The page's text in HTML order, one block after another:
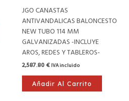
JGO CANASTAS
ANTIVANDALICAS BALONCESTO
NEW TUBO 114 MM
GALVANIZADAS -INCLUYE
AROS, REDES Y TABLEROS-
2,587.80€ IVA incluido
Añadir Al Carrito